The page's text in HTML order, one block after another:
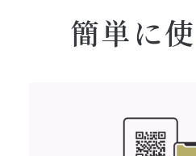
簡単に